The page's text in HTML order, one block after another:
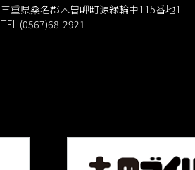
三重県桑名郡木曽岬町源緑輪中115番地1
TEL (0567)68-2921